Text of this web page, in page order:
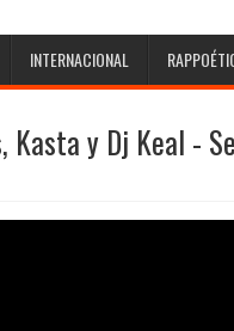
INTERNACIONAL
Kasta y Dj Keal -